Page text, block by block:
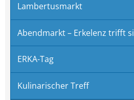
Lambertusmarkt
Abendmarkt – Erkelenz trifft
ERKA-Tag
Kulinarischer Treff